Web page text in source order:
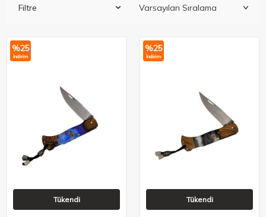
Filtre
%25
İndirim
Tükendi
%25
İndirim
Tükendi